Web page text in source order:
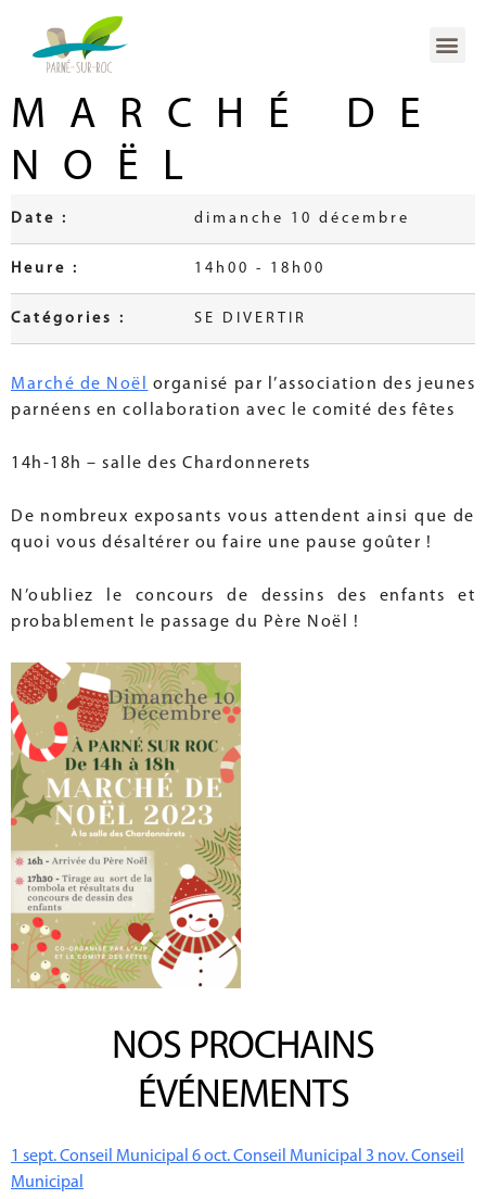
MARCHÉ DE
NOËL
Date : dimanche 10 décembre
Heure : 14h00 - 18h00
Catégories : SE DIVERTIR
Marché de Noël
organisé par l’association des jeunes
parnéens en collaboration avec le comité des fêtes
14h-18h – salle des Chardonnerets
De nombreux exposants vous attendent ainsi que de
quoi vous désaltérer ou faire une pause goûter !
N’oubliez le concours de dessins des enfants et
probablement le passage du Père Noël !
NOS PROCHAINS
ÉVÉNEMENTS
1 sept.Conseil Municipal 6oct.Conseil Municipal 3 nov.Conseil
Municipal